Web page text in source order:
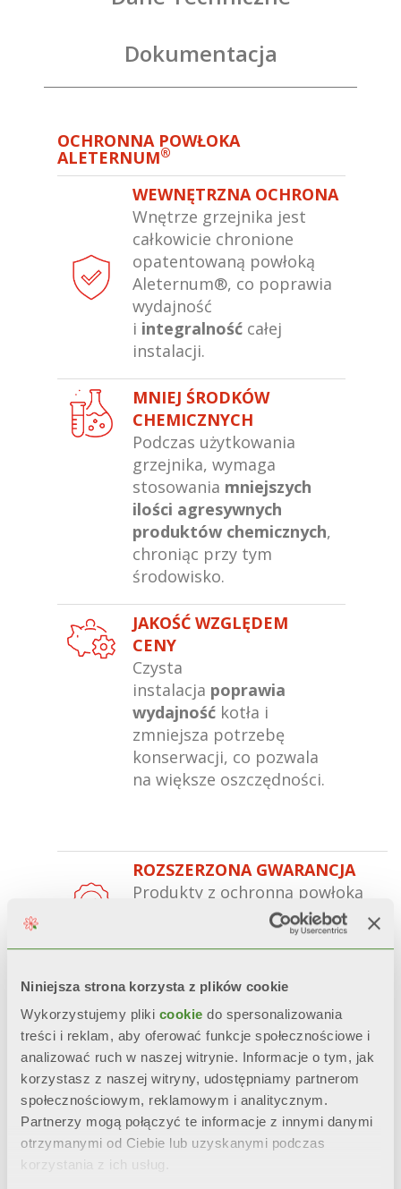
Niniejsza strona korzysta z plików cookie
Wykorzystujemy pliki cookie do spersonalizowania
treści i reklam, aby oferować funkcje społecznościowe i
analizować ruch w naszej witrynie. Informacje o tym, jak
korzystasz z naszej witryny, udostępniamy partnerom
społecznościowym, reklamowym i analitycznym.
Partnerzy mogą połączyć te informacje z innymi danymi
otrzymanymi od Ciebie lub uzyskanymi podczas
korzystania z ich usług.
Dokumentacja
OCHRONNA POWŁOKA
ALETERNUM®
WEWNĘTRZNA OCHRONA
Wnętrze grzejnika jest
całkowicie chronione
opatentowaną powłoką
Aleternum®, co poprawia
wydajność
i integralność całej
instalacji.
MNIEJ ŚRODKÓW
CHEMICZNYCH
Podczas użytkowania
grzejnika, wymaga
stosowania mniejszych
ilości agresywnych
produktów chemicznych,
chroniąc przy tym
środowisko.
JAKOŚĆ WZGLĘDEM
CENY
Czysta
instalacja poprawia
wydajność kotła i
zmniejsza potrzebę
konserwacji, co pozwala
na większe oszczędności.
ROZSZERZONA GWARANCJA
Produkty z ochronną powłoką
gwarancję do 20
NIEZMIENNY WYGLĄD
Estetyka, połysk i kolor
zostają zachowane w
czasiedzięki obróbce wstępnej
oraz podwójnemu malowaniu
anaforezą oraz malowaniem
proszkowym.
CERTYFIKOWANA ODPORNOŚĆ